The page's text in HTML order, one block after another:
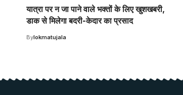
यात्रा पर न जा पाने वाले भक्तों के लिए खुशखबरी,
डाक से मिलेगा बदरी-केदार का प्रसाद
Bylokmatujala